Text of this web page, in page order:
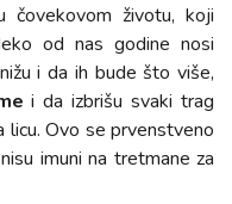
čovekovom životu, koji
od nas godine nosi
i da ih bude što više,
i da izbrišu svaki trag
licu. Ovo se prvenstveno
imuni na tretmane za